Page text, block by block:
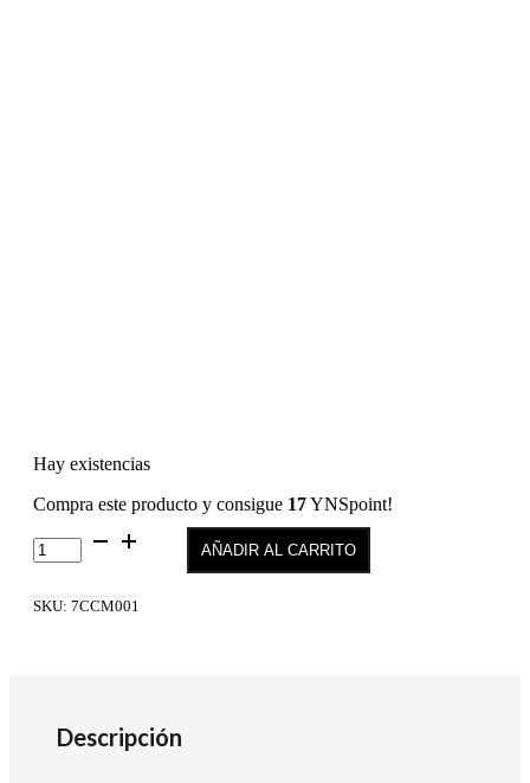
Hay existencias
Compra este producto y consigue 17YNSpoint!
Color
Coat
300ml
AÑADIR AL CARRITO
SKU: 7CCM001
Descripción